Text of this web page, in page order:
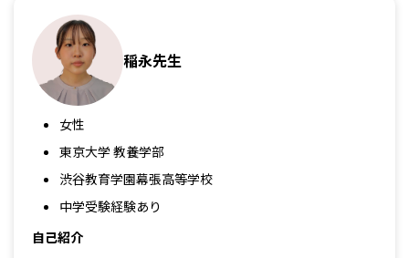
稲永先生
女性
東京大学 教養学部
渋谷教育学園幕張高等学校
中学受験経験あり
自己紹介